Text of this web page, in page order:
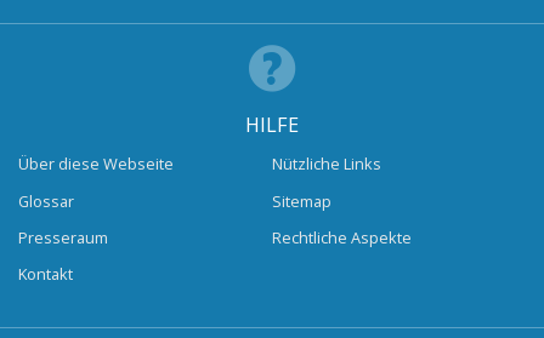
HILFE
Über diese Webseite
Glossar
Presseraum
Kontakt
Nützliche Links
Sitemap
Rechtliche Aspekte